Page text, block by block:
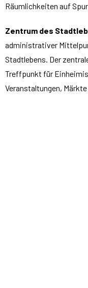
Räumlichkeiten auf
Zentrum des
administrativer
Stadtlebens. Der
Treffpunkt für
Veranstaltungen,